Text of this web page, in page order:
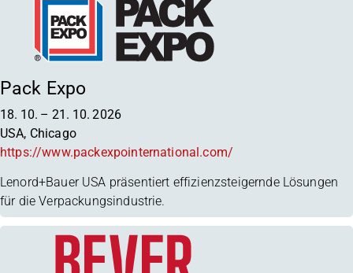
Pack Expo
18. 10. – 21. 10. 2026
USA, Chicago
https://www.packexpointernational.com/
Lenord+Bauer USA präsentiert effizienzsteigernde Lösungen
für die Verpackungsindustrie.